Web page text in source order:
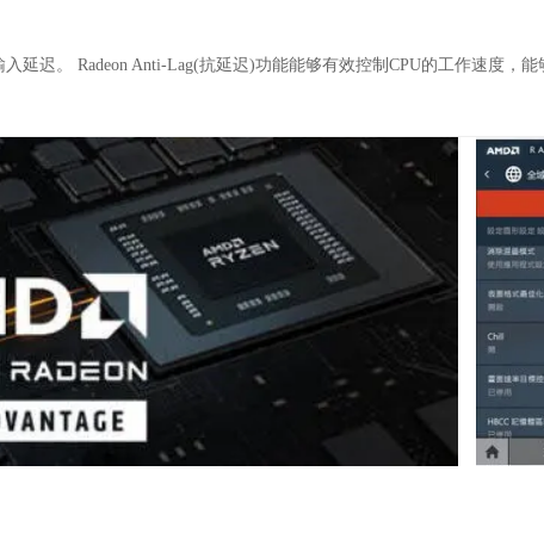
延迟。 Radeon Anti-Lag(抗延迟)功能能够有效控制CPU的工作速度，能